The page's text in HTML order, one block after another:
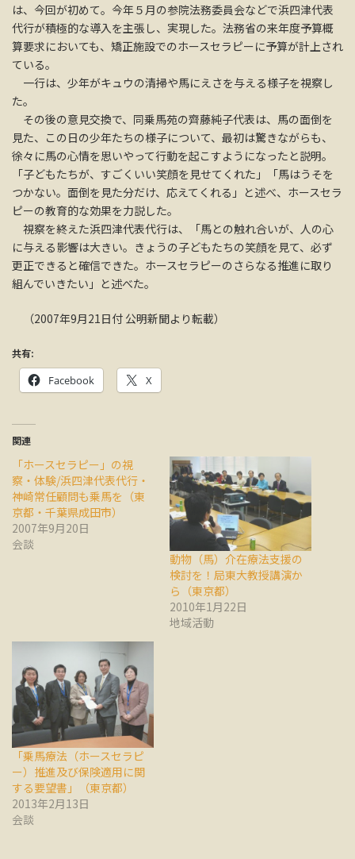
は、今回が初めて。今年５月の参院法務委員会などで浜四津代表
代行が積極的な導入を主張し、実現した。法務省の来年度予算概
算要求においても、矯正施設でのホースセラピーに予算が計上され
ている。
一行は、少年がキュウの清掃や馬にえさを与える様子を視察し
た。
その後の意見交換で、同乗馬苑の齊藤純子代表は、馬の面倒を
見た、この日の少年たちの様子について、最初は驚きながらも、
徐々に馬の心情を思いやって行動を起こすようになったと説明。
「子どもたちが、すごくいい笑顔を見せてくれた」「馬はうそを
つかない。面倒を見た分だけ、応えてくれる」と述べ、ホースセラ
ピーの教育的な効果を力説した。
視察を終えた浜四津代表代行は、「馬との触れ合いが、人の心
に与える影響は大きい。きょうの子どもたちの笑顔を見て、必ず
更正できると確信できた。ホースセラピーのさらなる推進に取り
組んでいきたい」と述べた。
（2007年9月21日付 公明新聞より転載）
共有:
Facebook X
関連
「ホースセラピー」の視
察・体験/浜四津代表代行・
神崎常任顧問も乗馬を（東
京都・千葉県成田市）
2007年9月20日
会談
動物（馬）介在療法支援の
検討を！局東大教授講演か
ら（東京都）
2010年1月22日
地域活動
「乗馬療法（ホースセラピ
ー）推進及び保険適用に関
する要望書」（東京都）
2013年2月13日
会談